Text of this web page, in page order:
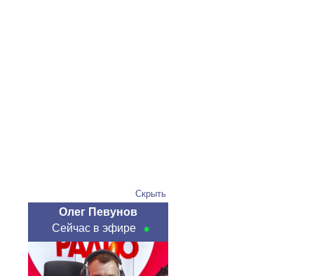
Скрыть
Олег Певунов
Сейчас в эфире